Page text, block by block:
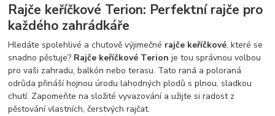
Rajče keříčkové Terion: Perfektní rajče pro
každého zahrádkáře
Hledáte spolehlivé a chuťově výjimečné rajče keříčkové, které se
snadno pěstuje? Rajče keříčkové Terion je tou správnou volbou
pro vaši zahradu, balkón nebo terasu. Tato raná a poloraná
odrůda přináší hojnou úrodu lahodných plodů s plnou, sladkou
chutí. Zapomeňte na složité vyvazování a užijte si radost z
pěstování vlastních, čerstvých rajčat.